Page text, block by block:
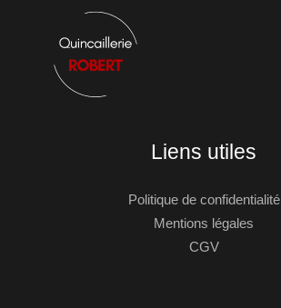
Liens utiles
Politique de confidentialité
Mentions légales
CGV